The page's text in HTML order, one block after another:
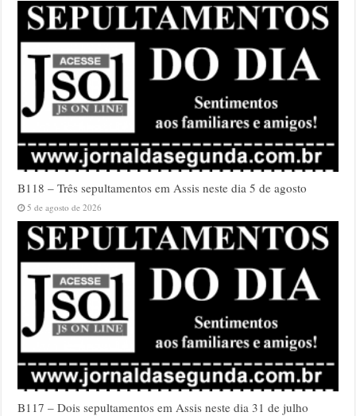
B118 – Três sepultamentos em Assis neste dia 5 de agosto
5 de agosto de 2026
B117 – Dois sepultamentos em Assis neste dia 31 de julho